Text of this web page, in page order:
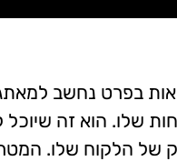
בפרט נחשב
שלו. הוא זה
של הלקוח שלו.